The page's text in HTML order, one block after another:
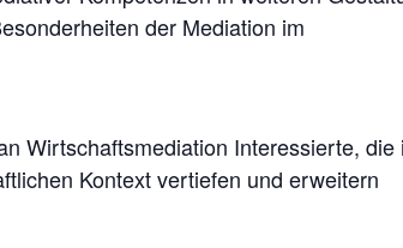
der Mediation im
Wirtschaftsmediation Interessierte, die
Kontext vertiefen und erweitern